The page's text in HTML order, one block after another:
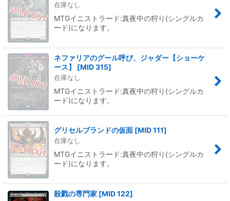
在庫なし
MTGイニストラード:真夜中の狩り(シングルカ
ード)になります。
ネファリアのグール呼び、ジャダー【ショーケ
ース】
[MID 315]
在庫なし
MTGイニストラード:真夜中の狩り(シングルカ
ード)になります。
グリセルブランドの仮面 [MID 111]
在庫なし
MTGイニストラード:真夜中の狩り(シングルカ
ード)になります。
殺戮の専門家 [MID 122]